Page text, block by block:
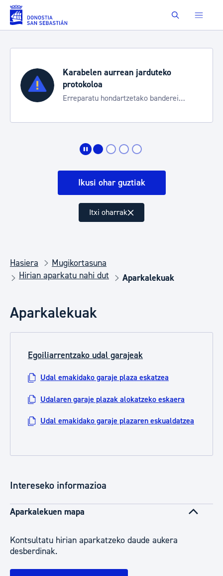
Eduki nagusira joan Buscar
Karabelen aurrean jarduteko
protokoloa
Erreparatu hondartzetako banderei
Ikusi ohar guztiak
Itxi oharrak
Hasiera
Mugikortasuna
Hirian aparkatu nahi dut
Aparkalekuak
Aparkalekuak
Egoiliarrentzako udal garajeak
Udal emakidako garaje plaza eskatzea
Udalaren garaje plazak alokatzeko eskaera
Udal emakidako garaje plazaren eskualdatzea
Intereseko informazioa
Aparkalekuen mapa
Kontsultatu hirian aparkatzeko daude aukera
desberdinak.